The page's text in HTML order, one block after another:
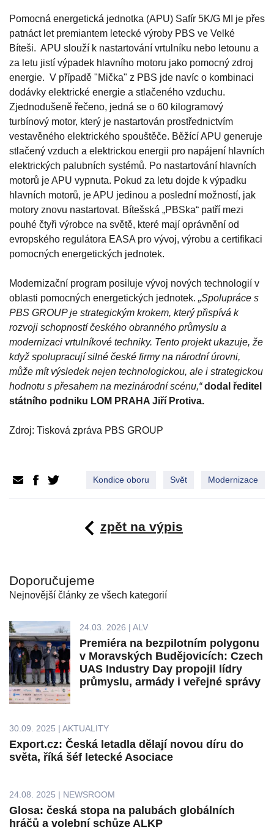
Pomocná energetická jednotka (APU) Safír 5K/G MI je přes
patnáct let premiantem letecké výroby PBS ve Velké
Bíteši. APU slouží k nastartování vrtulníku nebo letounu a
za letu jistí výpadek hlavního motoru jako pomocný zdroj
energie. V případě "Mička" z PBS jde navíc o kombinaci
dodávky elektrické energie a stlačeného vzduchu.
Zjednodušeně řečeno, jedná se o 60 kilogramový
turbínový motor, který je nastartován prostřednictvím
vestavěného elektrického spouštěče. Běžící APU generuje
stlačený vzduch a elektrickou energii pro napájení hlavních
elektrických palubních systémů. Po nastartování hlavních
motorů je APU vypnuta. Pokud za letu dojde k výpadku
hlavních motorů, je APU jedinou a poslední možností, jak
motory znovu nastartovat. Bítešská „PBSka“ patří mezi
pouhé čtyři výrobce na světě, které mají oprávnění od
evropského regulátora EASA pro vývoj, výrobu a certifikaci
pomocných energetických jednotek.
Modernizační program posiluje vývoj nových technologií v
oblasti pomocných energetických jednotek. „Spolupráce s
PBS GROUP je strategickým krokem, který přispívá k
rozvoji schopností českého obranného průmyslu a
modernizaci vrtulníkové techniky. Tento projekt ukazuje, že
když spolupracují silné české firmy na národní úrovni,
může mít výsledek nejen technologickou, ale i strategickou
hodnotu s přesahem na mezinárodní scénu,“ dodal ředitel
státního podniku LOM PRAHA Jiří Protiva.
Zdroj: Tisková zpráva PBS GROUP
Kondice oboru Svět Modernizace
zpět na výpis
Doporučujeme
Nejnovější články ze všech kategorií
24.03. 2026 | ALV
Premiéra na bezpilotním polygonu
v Moravských Budějovicích: Czech
UAS Industry Day propojil lídry
průmyslu, armády i veřejné správy
30.09. 2025 | AKTUALITY
Export.cz: Česká letadla dělají novou díru do
světa, říká šéf letecké Asociace
24.08. 2025 | NEWSROOM
Glosa: česká stopa na palubách globálních
hráčů a volební schůze ALKP